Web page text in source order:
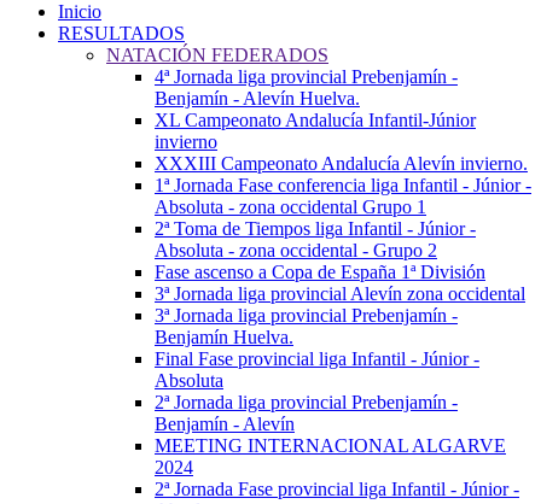
Inicio
RESULTADOS
NATACIÓN FEDERADOS
4ª Jornada liga provincial Prebenjamín -
Benjamín - Alevín Huelva.
XL Campeonato Andalucía Infantil-Júnior
invierno
XXXIII Campeonato Andalucía Alevín invierno.
1ª Jornada Fase conferencia liga Infantil - Júnior -
Absoluta - zona occidental Grupo 1
2ª Toma de Tiempos liga Infantil - Júnior -
Absoluta - zona occidental - Grupo 2
Fase ascenso a Copa de España 1ª División
3ª Jornada liga provincial Alevín zona occidental
3ª Jornada liga provincial Prebenjamín -
Benjamín Huelva.
Final Fase provincial liga Infantil - Júnior -
Absoluta
2ª Jornada liga provincial Prebenjamín -
Benjamín - Alevín
MEETING INTERNACIONAL ALGARVE
2024
2ª Jornada Fase provincial liga Infantil - Júnior -